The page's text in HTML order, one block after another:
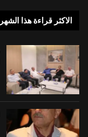
الاكثر قراءة هذا الشهر